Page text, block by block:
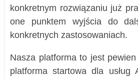
konkretnym rozwiązaniu już
one punktem wyjścia do
konkretnych zastosowaniach.
Nasza platforma to jest
platforma startowa dla usług